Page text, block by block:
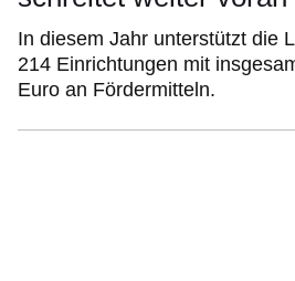
In diesem Jahr unterstützt die
214 Einrichtungen mit
Euro an Fördermitteln.